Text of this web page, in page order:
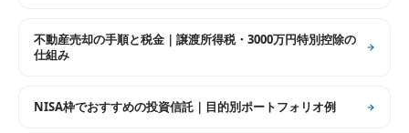
不動産売却の手順と税金｜譲渡所得税・3000万円特別控除の
仕組み
NISA枠でおすすめの投資信託｜目的別ポートフォリオ例